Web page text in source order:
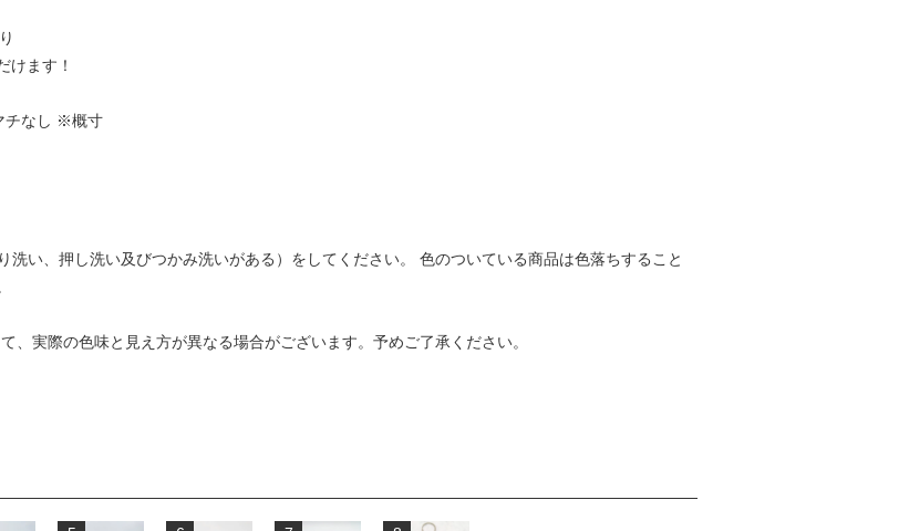
けます！
チなし ※概寸
い、押し洗い及びつかみ洗いがある）をしてください。 色のついている商品は色落ちすること
実際の色味と見え方が異なる場合がございます。予めご了承ください。